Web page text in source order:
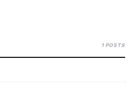
1 POSTS